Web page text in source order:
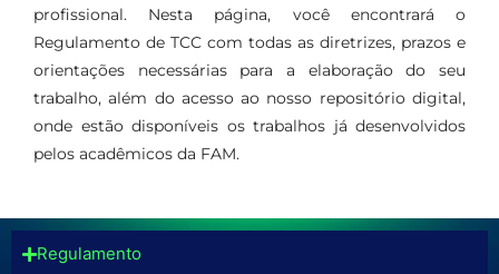
profissional. Nesta página, você encontrará o
Regulamento de TCC com todas as diretrizes, prazos e
orientações necessárias para a elaboração do seu
trabalho, além do acesso ao nosso repositório digital,
onde estão disponíveis os trabalhos já desenvolvidos
pelos acadêmicos da FAM.
Regulamento